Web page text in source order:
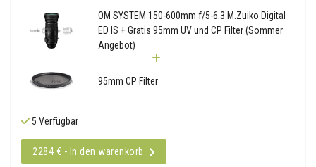
OM SYSTEM 150-600mm f/5-6.3 M.Zuiko Digital
ED IS + Gratis 95mm UV und CP Filter (Sommer
Angebot)
95mm CP Filter
5 Verfügbar
2284 € - In den warenkorb